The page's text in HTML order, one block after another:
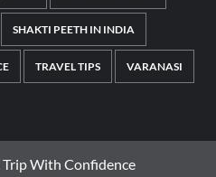
SHAKTI PEETH IN INDIA
TRAVEL TIPS VARANASI
Trip With Confidence